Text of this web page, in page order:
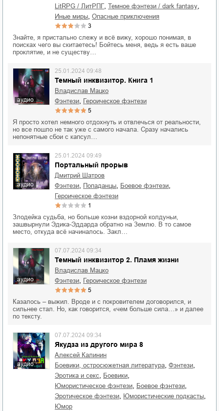
LitRPG / ЛитРПГ темное фэнтези / dark fantasy
иные миры опасные приключения
3
Знайте, я пристально слежу и всё вижу, хорошо понимая, в
поисках чего вы скитаетесь! Бойтесь меня, ведь я есть ваше
проклятие, и не существу…
аудио
Темный инквизитор. Книга 1
25.01.2024 09:48
Владислав Мацко
фэнтези
героическое фэнтези
5
Я просто хотел немного отдохнуть и отвлечься от реальности,
но все пошло не так уже с самого начала. Сразу начались
непонятные сбои с капсул…
аудио
Портальный прорыв
25.01.2024 09:49
Дмитрий Шатров
фэнтези
попаданцы боевое фэнтези
героическое фэнтези
1
Злодейка судьба, но больше козни вздорной колдуньи,
зашвырнули Эдика-Эддарда обратно на Землю. В то самое
место, откуда всё начиналось. Закл…
аудио
Темный инквизитор 2. Пламя жизни
07.07.2024 09:34
Владислав Мацко
фэнтези
героическое фэнтези
5
Казалось – выжил. Вроде и с покровителем договорился, и
сильнее стал. Но, как говорится, «чем больше сила…» и далее
по тексту.
аудио
Якудза из другого мира 8
07.07.2024 09:34
Алексей Калинин
боевики, остросюжетная литература
фэнтези
эротика и секс боевики
юмористическое фэнтези боевое фэнтези
эротическое фэнтези юмористические подкасты
юмор